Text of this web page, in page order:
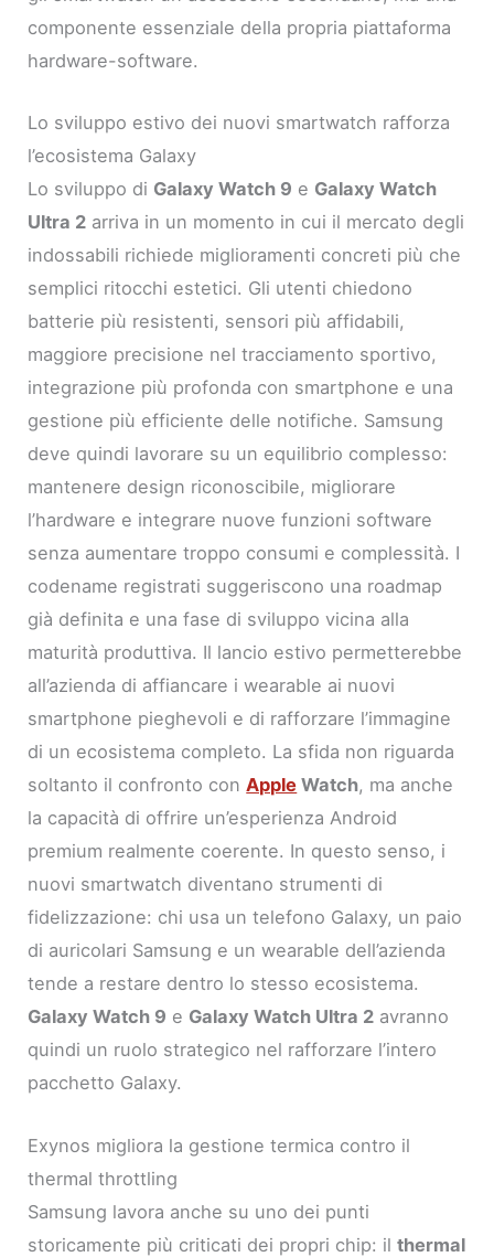
componente essenziale della propria piattaforma
hardware-software.
Lo sviluppo estivo dei nuovi smartwatch rafforza
l’ecosistema Galaxy
Lo sviluppo di Galaxy Watch 9 e Galaxy Watch
Ultra 2 arriva in un momento in cui il mercato degli
indossabili richiede miglioramenti concreti più che
semplici ritocchi estetici. Gli utenti chiedono
batterie più resistenti, sensori più affidabili,
maggiore precisione nel tracciamento sportivo,
integrazione più profonda con smartphone e una
gestione più efficiente delle notifiche. Samsung
deve quindi lavorare su un equilibrio complesso:
mantenere design riconoscibile, migliorare
l’hardware e integrare nuove funzioni software
senza aumentare troppo consumi e complessità. I
codename registrati suggeriscono una roadmap
già definita e una fase di sviluppo vicina alla
maturità produttiva. Il lancio estivo permetterebbe
all’azienda di affiancare i wearable ai nuovi
smartphone pieghevoli e di rafforzare l’immagine
di un ecosistema completo. La sfida non riguarda
soltanto il confronto conApple Watch, ma anche
la capacità di offrire un’esperienza Android
premium realmente coerente. In questo senso, i
nuovi smartwatch diventano strumenti di
fidelizzazione: chi usa un telefono Galaxy, un paio
di auricolari Samsung e un wearable dell’azienda
tende a restare dentro lo stesso ecosistema.
Galaxy Watch 9 e Galaxy Watch Ultra 2 avranno
quindi un ruolo strategico nel rafforzare l’intero
pacchetto Galaxy.
Exynos migliora la gestione termica contro il
thermal throttling
Samsung lavora anche su uno dei punti
storicamente più criticati dei propri chip: ilthermal